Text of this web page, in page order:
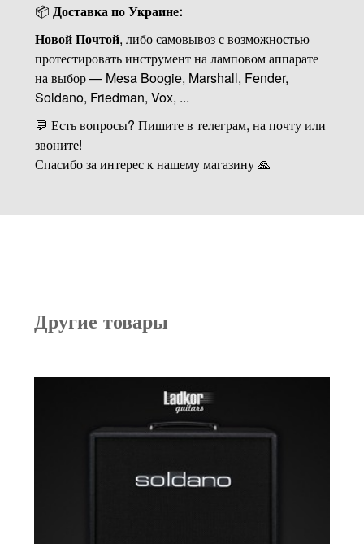
📦 Доставка по Украине:
Новой Почтой, либо самовывоз с возможностью
протестировать инструмент на ламповом аппарате
на выбор — Mesa Boogie, Marshall, Fender,
Soldano, Friedman, Vox, ...
💬 Есть вопросы? Пишите в телеграм, на почту или
звоните!
Спасибо за интерес к нашему магазину 🙏
Другие товары